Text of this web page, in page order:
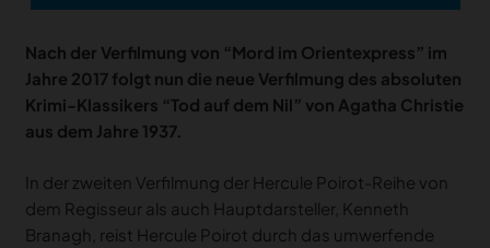
Nach der Verfilmung von “Mord im Orientexpress” im
Jahre 2017 folgt nun die neue Verfilmung des absoluten
Krimi-Klassikers “Tod auf dem Nil” von Agatha Christie
aus dem Jahre 1937.
In der zweiten Verfilmung der Hercule Poirot-Reihe von
dem Regisseur als auch Hauptdarsteller, Kenneth
Branagh, reist Hercule Poirot durch das umwerfende